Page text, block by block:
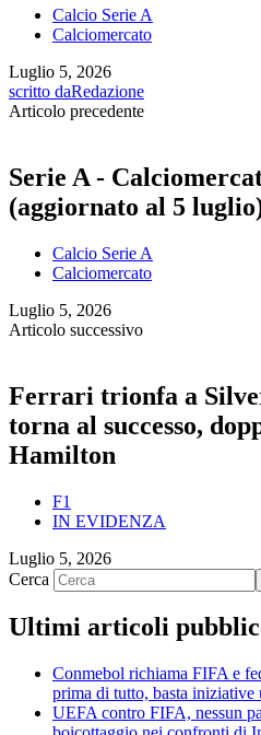
Calcio Serie A
Calciomercato
Luglio 5, 2026
scritto daRedazione
Articolo precedente
Serie A -
(aggiornato al 5
Calcio Serie A
Calciomercato
Luglio 5, 2026
Articolo successivo
Ferrari trionfa a
torna al successo,
Hamilton
F1
IN EVIDENZA
Luglio 5, 2026
Cerca
Ultimi articoli
Conmebol richiama FIFA e
prima di tutto, basta iniziative
UEFA contro FIFA, nessun